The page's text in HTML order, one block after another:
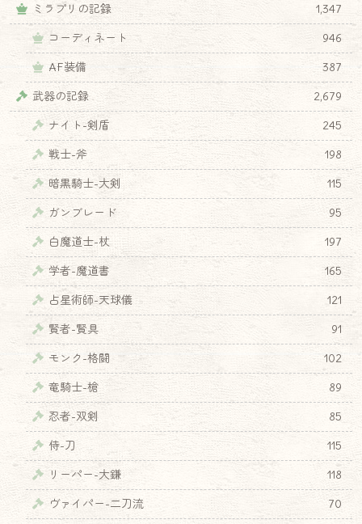
ミラプリの記録
1,347
コーディネート
946
AF装備
387
武器の記録
2,679
ナイト-剣盾
245
戦士-斧
198
暗黒騎士-大剣
115
ガンブレード
95
白魔道士-杖
197
学者-魔道書
165
占星術師-天球儀
121
賢者-賢具
91
モンク-格闘
102
竜騎士-槍
89
忍者-双剣
85
侍-刀
115
リーパー-大鎌
118
ヴァイパー-二刀流
70